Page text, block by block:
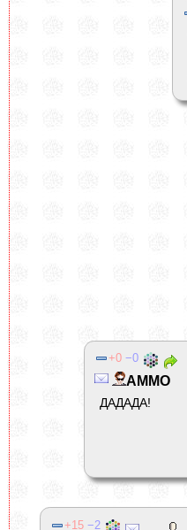
0 0
AMMO
ДАДАДА!
15 2